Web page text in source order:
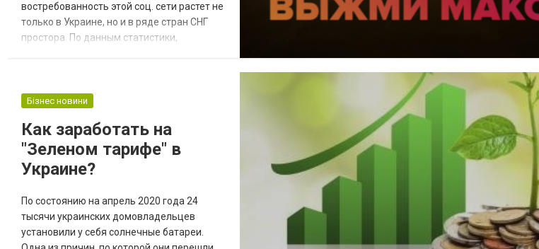
востребованность этой соц. сети растет не
только в Украине, но и в ряде стран СНГ
простора. По данным статистики,
путешествуют; имеют родственников и
новостями, победами и быть таким
образом всегда на связи; имеют рабо...
Бізнес новини
Как заработать на
"Зеленом тарифе" в
Украине?
По состоянию на апрель 2020 года 24
тысячи украинских домовладельцев
установили у себя солнечные батареи.